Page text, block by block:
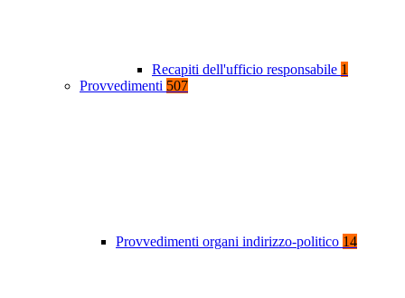
Recapiti dell'ufficio responsabile 1
Provvedimenti 507
Provvedimenti organi indirizzo-politico 14